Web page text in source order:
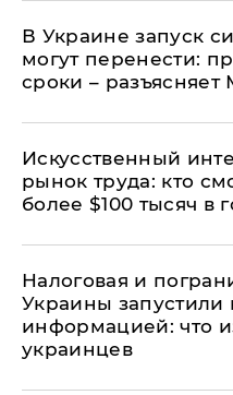
В Украине запуск
могут перенести:
сроки –
Искусственный
рынок труда: кто
более $100 тысяч в
Налоговая и
Украины
информацией: что
украинцев